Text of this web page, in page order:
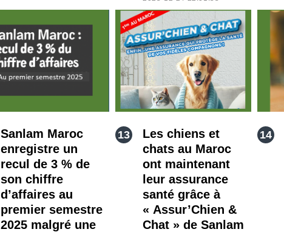
Sanlam Maroc
enregistre un
recul de 3 % de
son chiffre
d’affaires au
premier semestre
2025 malgré une
Les chiens et
chats au Maroc
ont maintenant
leur assurance
santé grâce à
« Assur’Chien &
Chat » de Sanlam